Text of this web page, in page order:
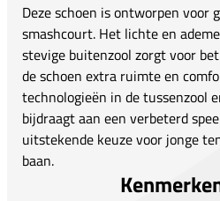
Deze schoen is ontworpen voor
smashcourt. Het lichte en
stevige buitenzool zorgt voor
de schoen extra ruimte en
technologieën in de tussenzool
bijdraagt aan een verbeterd
uitstekende keuze voor jonge
baan.